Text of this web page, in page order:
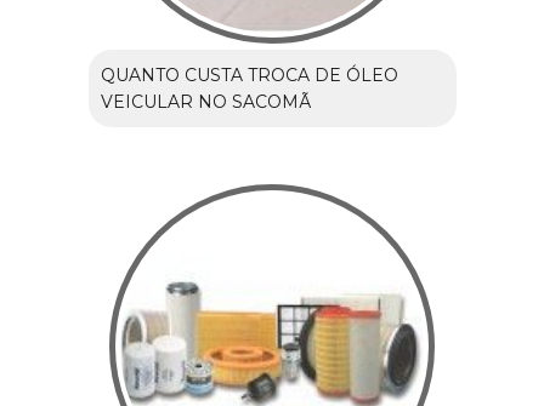
QUANTO CUSTA TROCA DE ÓLEO
VEICULAR NO SACOMÃ